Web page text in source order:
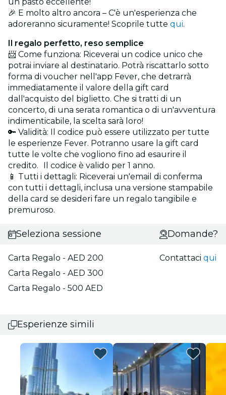
un pasto eccellente!
🎉 E molto altro ancora – C'è un'esperienza che
adoreranno sicuramente! Scoprile tutte qui.
Il regalo perfetto, reso semplice
📨 Come funziona: Riceverai un codice unico che
potrai inviare al destinatario. Potrà riscattarlo sotto
forma di voucher nell'app Fever, che detrarrà
immediatamente il valore della gift card
dall'acquisto del biglietto. Che si tratti di un
concerto, di una serata romantica o di un'avventura
indimenticabile, la scelta sarà loro!
🔑 Validità: Il codice può essere utilizzato per tutte
le esperienze Fever. Potranno usare la gift card
tutte le volte che vogliono fino ad esaurire il
credito. Il codice è valido per 1 anno.
📱 Tutti i dettagli: Riceverai un'email di conferma
con tutti i dettagli, inclusa una versione stampabile
della card se desideri fare un regalo tangibile e
premuroso.
Seleziona sessione
Carta Regalo - AED 200
Carta Regalo - AED 300
Carta Regalo - 500 AED
Domande?
Contattaciqui
Esperienze simili